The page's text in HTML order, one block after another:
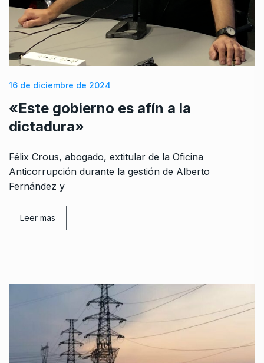
16 de diciembre de 2024
«Este gobierno es afín a la
dictadura»
Félix Crous, abogado, extitular de la Oficina
Anticorrupción durante la gestión de Alberto
Fernández y
Leer mas